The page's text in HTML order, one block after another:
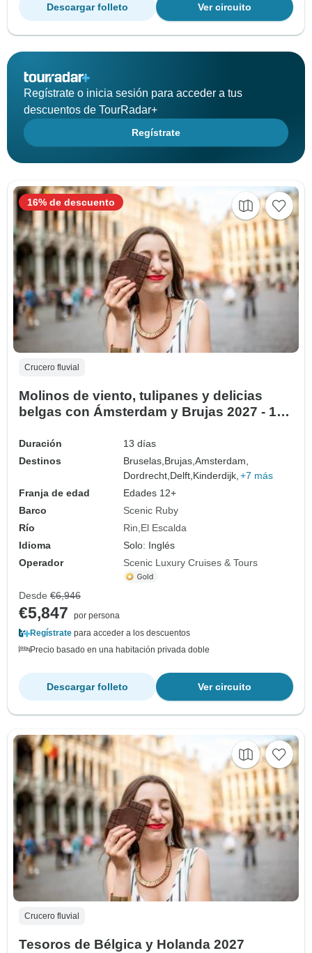
Ver circuito
Descargar folleto
Regístrate o inicia sesión para acceder a tus
descuentos de TourRadar+
Regístrate
Crucero fluvial
Molinos de viento, tulipanes y delicias
belgas con Ámsterdam y Brujas 2027 - 13
Duración
13 días
Destinos
Bruselas,Brujas,Amsterdam,
Dordrecht,Delft,Kinderdijk, +7 más
Franja de edad
Edades 12+
Barco
Scenic Ruby
Río
Rin El Escalda
Idioma
Solo: Inglés
Operador
Scenic Luxury Cruises & Tours
16% de descuento
Desde €6,946
€5,847
por persona
Regístrate para acceder a los descuentos
Precio basado en una habitación privada doble
Ver circuito
Descargar folleto
Crucero fluvial
Tesoros de Bélgica y Holanda 2027